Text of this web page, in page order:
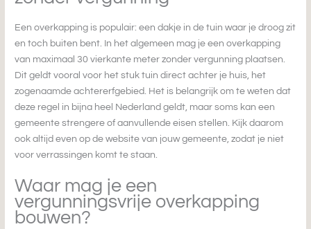
Een overkapping is populair: een dakje in de tuin waar je droog zit
en toch buiten bent. In het algemeen mag je een overkapping
van maximaal 30 vierkante meter zonder vergunning plaatsen.
Dit geldt vooral voor het stuk tuin direct achter je huis, het
zogenaamde achtererfgebied. Het is belangrijk om te weten dat
deze regel in bijna heel Nederland geldt, maar soms kan een
gemeente strengere of aanvullende eisen stellen. Kijk daarom
ook altijd even op de website van jouw gemeente, zodat je niet
voor verrassingen komt te staan.
Waar mag je een
vergunningsvrije overkapping
bouwen?